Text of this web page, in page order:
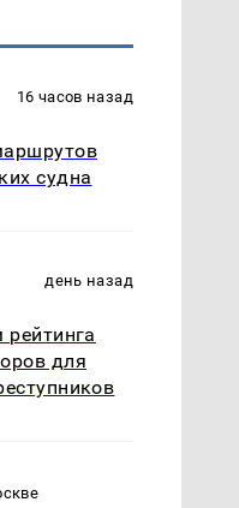
16 часов назад
судна
день назад
для